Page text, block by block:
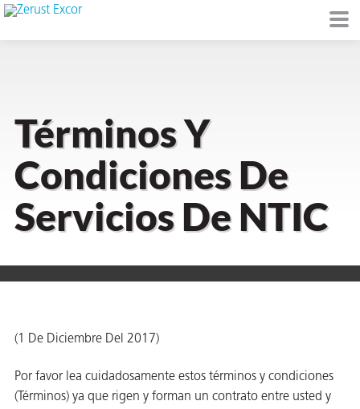
Términos Y
Condiciones De
Servicios De NTIC
(1 De Diciembre Del 2017)
Por favor lea cuidadosamente estos términos y condiciones
(Términos) ya que rigen y forman un contrato entre usted y